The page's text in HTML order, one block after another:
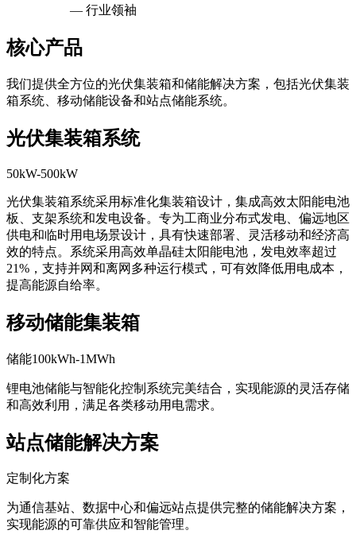
箱系统、移动储能设备和站点储能系统。
50kW-500kW
光伏集装箱系统采用标准化集装箱设计，集成高效太阳能电池
板、支架系统和发电设备。专为工商业分布式发电、偏远地区
供电和临时用电场景设计，具有快速部署、灵活移动和经济高
效的特点。系统采用高效单晶硅太阳能电池，发电效率超过
21%，支持并网和离网多种运行模式，可有效降低用电成本，
提高能源自给率。
锂电池储能与智能化控制系统完美结合，实现能源的灵活存储
和高效利用，满足各类移动用电需求。
定制化方案
为通信基站、数据中心和偏远站点提供完整的储能解决方案，
实现能源的可靠供应和智能管理。